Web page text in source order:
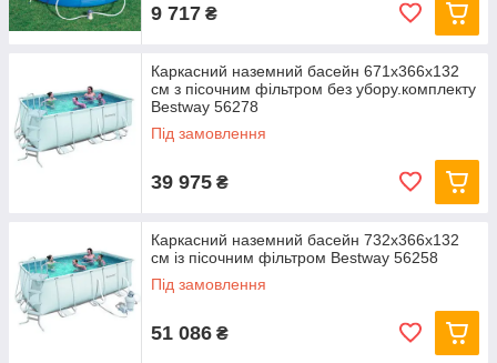
9 717 ₴
Каркасний наземний басейн 671x366x132
см з пісочним фільтром без убору.комплекту
Bestway 56278
Під замовлення
39 975 ₴
Каркасний наземний басейн 732x366х132
см із пісочним фільтром Bestway 56258
Під замовлення
51 086 ₴